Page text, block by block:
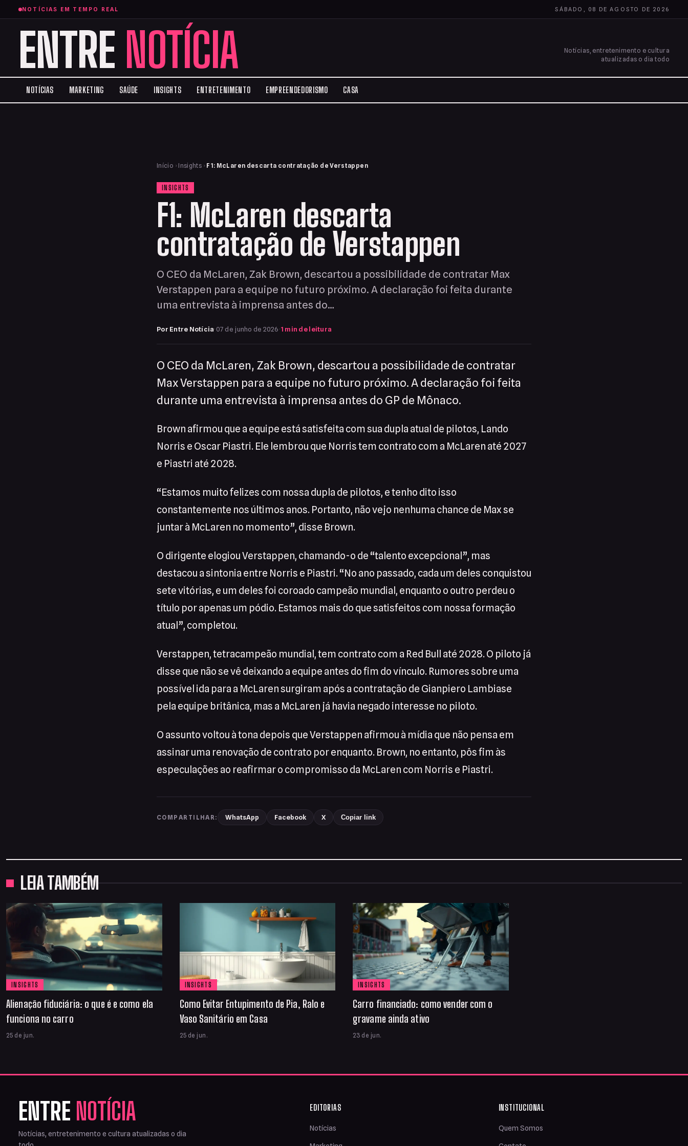
NOTÍCIAS EM TEMPO REAL SÁBADO, 08 DE AGOSTO DE 2026
ENTRE NOTÍCIA
Notícias, entretenimento e cultura
atualizadas o dia todo
NOTÍCIAS MARKETING SAÚDE INSIGHTS ENTRETENIMENTO EMPREENDEDORISMO CASA
Início › Insights › F1: McLaren descarta contratação de Verstappen
INSIGHTS
F1: McLaren descarta
contratação de Verstappen
O CEO da McLaren, Zak Brown, descartou a possibilidade de contratar Max
Verstappen para a equipe no futuro próximo. A declaração foi feita durante
uma entrevista à imprensa antes do…
Por Entre Notícia·07 de junho de 2026·1 min de leitura
O CEO da McLaren, Zak Brown, descartou a possibilidade de contratar
Max Verstappen para a equipe no futuro próximo. A declaração foi feita
durante uma entrevista à imprensa antes do GP de Mônaco.
Brown afirmou que a equipe está satisfeita com sua dupla atual de pilotos, Lando
Norris e Oscar Piastri. Ele lembrou que Norris tem contrato com a McLaren até 2027
e Piastri até 2028.
“Estamos muito felizes com nossa dupla de pilotos, e tenho dito isso
constantemente nos últimos anos. Portanto, não vejo nenhuma chance de Max se
juntar à McLaren no momento”, disse Brown.
O dirigente elogiou Verstappen, chamando-o de “talento excepcional”, mas
destacou a sintonia entre Norris e Piastri. “No ano passado, cada um deles conquistou
sete vitórias, e um deles foi coroado campeão mundial, enquanto o outro perdeu o
título por apenas um pódio. Estamos mais do que satisfeitos com nossa formação
atual”, completou.
Verstappen, tetracampeão mundial, tem contrato com a Red Bull até 2028. O piloto já
disse que não se vê deixando a equipe antes do fim do vínculo. Rumores sobre uma
possível ida para a McLaren surgiram após a contratação de Gianpiero Lambiase
pela equipe britânica, mas a McLaren já havia negado interesse no piloto.
O assunto voltou à tona depois que Verstappen afirmou à mídia que não pensa em
assinar uma renovação de contrato por enquanto. Brown, no entanto, pôs fim às
especulações ao reafirmar o compromisso da McLaren com Norris e Piastri.
COMPARTILHAR: WhatsApp Facebook X Copiar link
LEIA TAMBÉM
INSIGHTS
Alienação fiduciária: o que é e como ela
funciona no carro
25 de jun.
INSIGHTS
Como Evitar Entupimento de Pia, Ralo e
Vaso Sanitário em Casa
25 de jun.
INSIGHTS
Carro financiado: como vender com o
gravame ainda ativo
23 de jun.
ENTRE NOTÍCIA
Notícias, entretenimento e cultura atualizadas o dia
EDITORIAS
Notícias
INSTITUCIONAL
Quem Somos